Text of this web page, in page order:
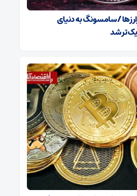
/ سامسونگ به دنیای
شد